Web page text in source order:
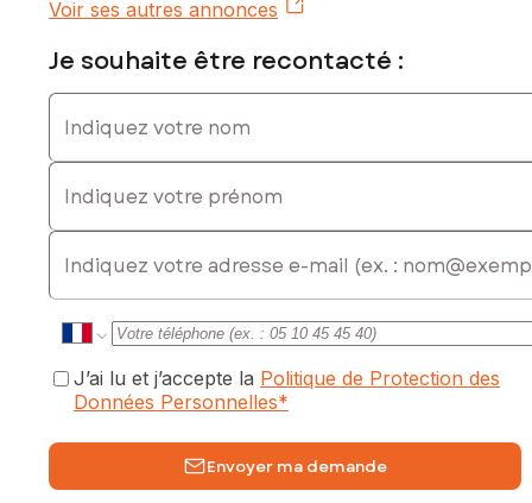
exposé sont disponibles sur le site Géorisques :
Prix de vente : 580 000 €
Contactez votre conseiller SAFTI : Claire AMAT, Tél. :
commercial immatriculé au RSAC de Versailles sous le
numéro 919 221 986
Voir ses autres annonces
Je souhaite être recontacté :
Indiquez votre nom
Indiquez votre prénom
E-mail
J’ai lu et j’accepte la Politique de Protection des
Données Personnelles*
Envoyer ma demande